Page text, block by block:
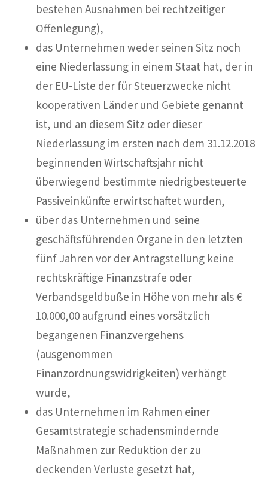
bestehen Ausnahmen bei rechtzeitiger
Offenlegung),
das Unternehmen weder seinen Sitz noch
eine Niederlassung in einem Staat hat, der in
der EU-Liste der für Steuerzwecke nicht
kooperativen Länder und Gebiete genannt
ist, und an diesem Sitz oder dieser
Niederlassung im ersten nach dem 31.12.2018
beginnenden Wirtschaftsjahr nicht
überwiegend bestimmte niedrigbesteuerte
Passiveinkünfte erwirtschaftet wurden,
über das Unternehmen und seine
geschäftsführenden Organe in den letzten
fünf Jahren vor der Antragstellung keine
rechtskräftige Finanzstrafe oder
Verbandsgeldbuße in Höhe von mehr als €
10.000,00 aufgrund eines vorsätzlich
begangenen Finanzvergehens
(ausgenommen
Finanzordnungswidrigkeiten) verhängt
wurde,
das Unternehmen im Rahmen einer
Gesamtstrategie schadensmindernde
Maßnahmen zur Reduktion der zu
deckenden Verluste gesetzt hat,